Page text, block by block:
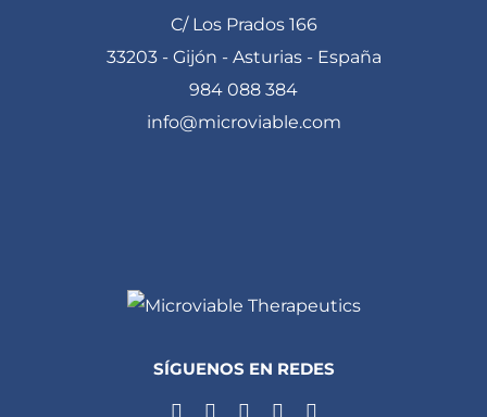
C/ Los Prados 166
33203 - Gijón - Asturias - España
984 088 384
info@microviable.com
SÍGUENOS EN REDES